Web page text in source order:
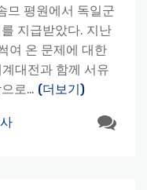
므 평원에서 독일군
지급받았다. 지난
여 온 문제에 대한
대전과 함께 서유
로… (더보기)